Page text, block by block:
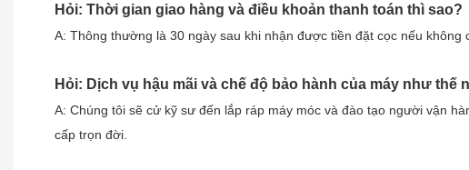
Hỏi: Thời gian giao hàng và điều khoản thanh toán thì sao?
A: Thông thường là 30 ngày sau khi nhận được tiền đặt cọc nếu
Hỏi: Dịch vụ hậu mãi và chế độ bảo hành của máy như thế
A: Chúng tôi sẽ cử kỹ sư đến lắp ráp máy móc và đào tạo người vận
cấp trọn đời.